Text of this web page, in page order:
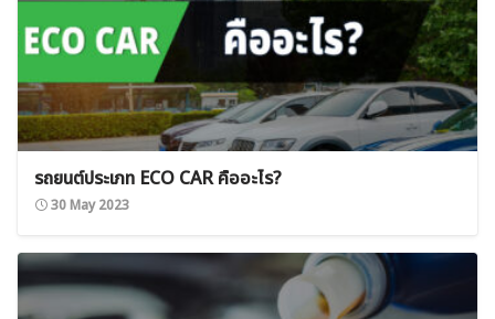
Search
รถยนต์ประเภท ECO CAR คืออะไร?
30 May 2023